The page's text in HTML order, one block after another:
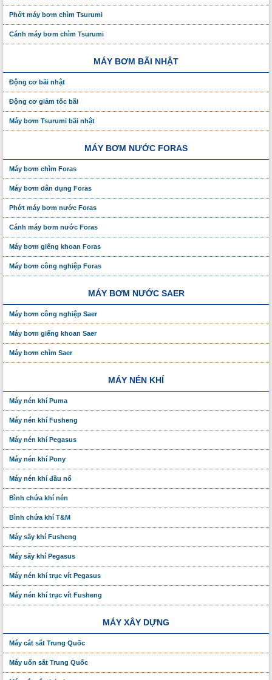
Phớt máy bơm chìm Tsurumi
Cánh máy bơm chìm Tsurumi
MÁY BƠM BÃI NHẬT
Động cơ bãi nhật
Động cơ giảm tốc bãi
Máy bơm Tsurumi bãi nhật
MÁY BƠM NƯỚC FORAS
Máy bơm chìm Foras
Máy bơm dân dụng Foras
Phớt máy bơm nước Foras
Cánh máy bơm nước Foras
Máy bơm giếng khoan Foras
Máy bơm công nghiệp Foras
MÁY BƠM NƯỚC SAER
Máy bơm công nghiệp Saer
Máy bơm giếng khoan Saer
Máy bơm chìm Saer
MÁY NÉN KHÍ
Máy nén khí Puma
Máy nén khí Fusheng
Máy nén khí Pegasus
Máy nén khí Pony
Máy nén khí đầu nổ
Bình chứa khí nén
Bình chứa khí T&M
Máy sấy khí Fusheng
Máy sấy khí Pegasus
Máy nén khí trục vít Pegasus
Máy nén khí trục vít Fusheng
MÁY XÂY DỰNG
Máy cắt sắt Trung Quốc
Máy uốn sắt Trung Quốc